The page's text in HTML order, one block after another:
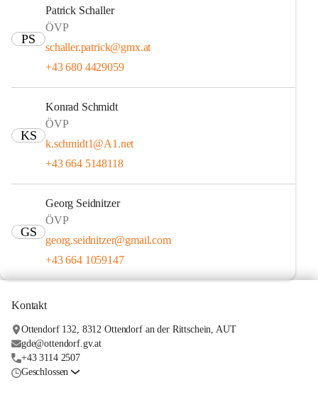
PS
Patrick Schaller
ÖVP
schaller.patrick@gmx.at
+43 680 4429059
KS
Konrad Schmidt
ÖVP
k.schmidt1@A1.net
+43 664 5148118
GS
Georg Seidnitzer
ÖVP
georg.seidnitzer@gmail.com
+43 664 1059147
Kontakt
Ottendorf 132, 8312 Ottendorf an der Rittschein, AUT
gde@ottendorf.gv.at
+43 3114 2507
Geschlossen